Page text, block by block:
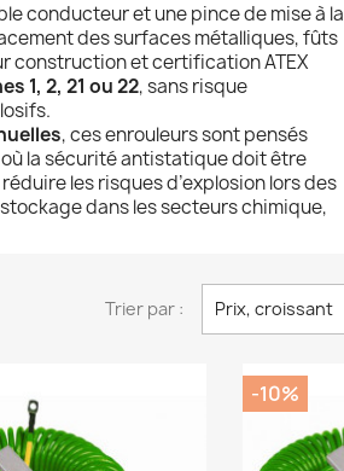
conducteur et une pince de mise à la
des surfaces métalliques, fûts
construction et certification ATEX
1, 2, 21 ou 22, sans risque
, ces enrouleurs sont pensés
la sécurité antistatique doit être
les risques d’explosion lors des
dans les secteurs chimique,
Trier par : Prix, croissant
-10%